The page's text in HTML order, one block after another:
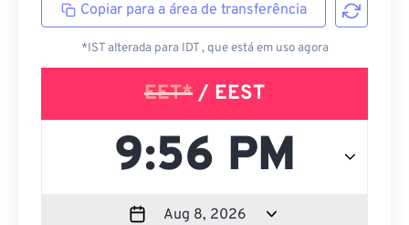
Copiar para a área de transferência
*IST alterada para IDT , que está em uso agora
EET* / EEST